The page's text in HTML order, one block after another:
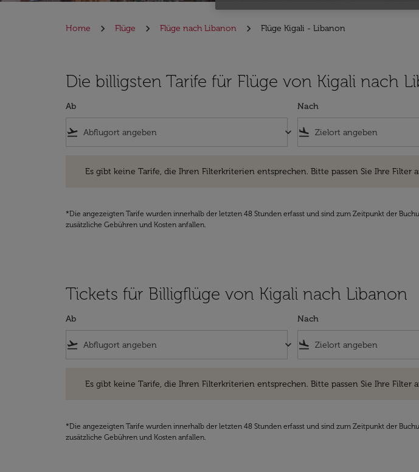
Home Flüge Flüge nach Libanon Flüge Kigali - Libanon
Die billigsten Tarife für Flüge von Kigali nach
Ab
flight_takeoff keyboard_arrow_down
Nach
flight_land
Es gibt keine Tarife, die Ihren Filterkriterien entsprechen. Bitte passen Sie Ihre Filter
*Die angezeigten Tarife wurden innerhalb der letzten 48 Stunden erfasst und sind zum Zeitpunkt der
zusätzliche Gebühren und Kosten anfallen.
Tickets für Billigflüge von Kigali nach Libanon
Ab
flight_takeoff keyboard_arrow_down
Nach
flight_land
Es gibt keine Tarife, die Ihren Filterkriterien entsprechen. Bitte passen Sie Ihre Filter
*Die angezeigten Tarife wurden innerhalb der letzten 48 Stunden erfasst und sind zum Zeitpunkt der
zusätzliche Gebühren und Kosten anfallen.